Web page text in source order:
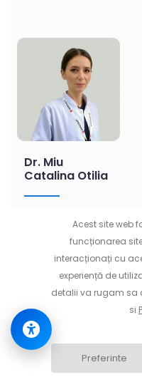
Dr. Miu
Catalina Otilia
Medic Specialist
Recuperare medicala
Acest site web
funcționarea
interacționați cu
experiență de
detalii va rugam sa
si
Preferinte